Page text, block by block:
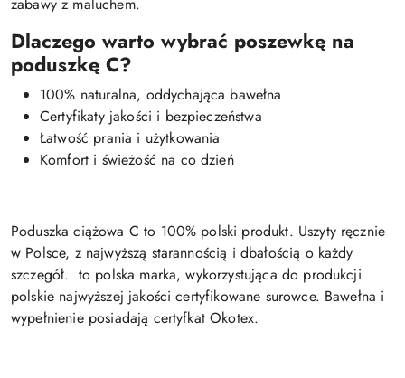
zabawy z maluchem.
Dlaczego warto wybrać poszewkę na
poduszkę C?
100% naturalna, oddychająca bawełna
Certyfikaty jakości i bezpieczeństwa
Łatwość prania i użytkowania
Komfort i świeżość na co dzień
Poduszka ciążowa C to 100% polski produkt. Uszyty ręcznie
w Polsce, z najwyższą starannością i dbałością o każdy
szczegół. to polska marka, wykorzystująca do produkcji
polskie najwyższej jakości certyfikowane surowce. Bawełna i
wypełnienie posiadają certyfkat Okotex.